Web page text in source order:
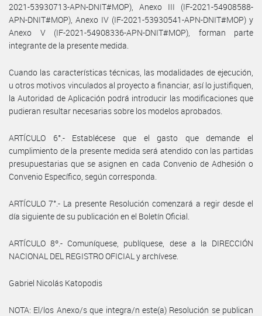
2021-53930713-APN-DNIT#MOP), Anexo III (IF-2021-54908588-
APN-DNIT#MOP), Anexo IV (IF-2021-53930541-APN-DNIT#MOP) y
Anexo V (IF-2021-54908336-APN-DNIT#MOP), forman parte
integrante de la presente medida.
Cuando las características técnicas, las modalidades de ejecución,
u otros motivos vinculados al proyecto a financiar, así lo justifiquen,
la Autoridad de Aplicación podrá introducir las modificaciones que
pudieran resultar necesarias sobre los modelos aprobados.
ARTÍCULO 6°.- Establécese que el gasto que demande el
cumplimiento de la presente medida será atendido con las partidas
presupuestarias que se asignen en cada Convenio de Adhesión o
Convenio Específico, según corresponda.
ARTÍCULO 7°.- La presente Resolución comenzará a regir desde el
día siguiente de su publicación en el Boletín Oficial.
ARTÍCULO 8º.- Comuníquese, publíquese, dese a la DIRECCIÓN
NACIONAL DEL REGISTRO OFICIAL y archívese.
Gabriel Nicolás Katopodis
NOTA: El/los Anexo/s que integra/n este(a) Resolución se publican